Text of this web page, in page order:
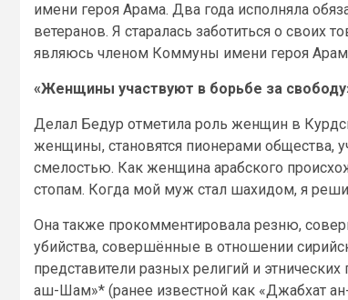
имени героя Арама. Два года исполняла
ветеранов. Я старалась заботиться о своих
являюсь членом Коммуны имени героя
«Женщины участвуют в борьбе за
Делал Бедур отметила роль женщин в
женщины, становятся пионерами общества,
смелостью. Как женщина арабского
стопам. Когда мой муж стал шахидом, я
Она также прокомментировала резню,
убийства, совершённые в отношении
представители разных религий и
аш-Шам»* (ранее известной как «Джабхат